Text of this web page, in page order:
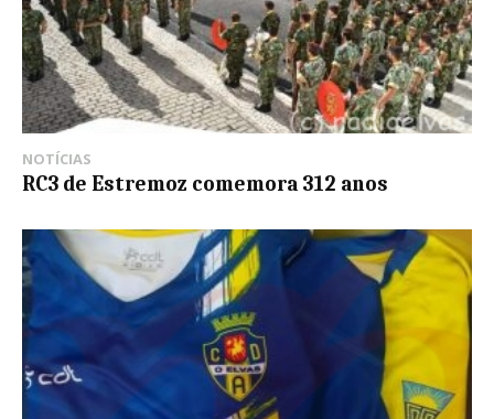
NOTÍCIAS
RC3 de Estremoz comemora 312 anos